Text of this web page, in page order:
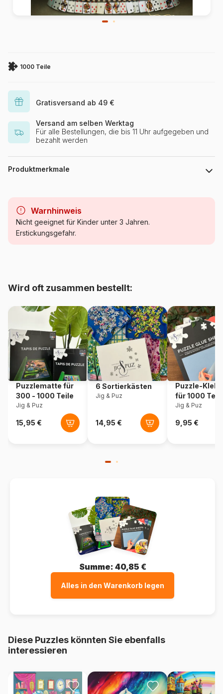
1000 Teile
Gratisversand ab 49 €
Versand am selben Werktag
Für alle Bestellungen, die bis 11 Uhr aufgegeben und
bezahlt werden
Produktmerkmale
Kategorie
Puzzle - Dekoration und
Herkunft Türkei
Artikelnummer Yazz-3820
EAN 8699375067996
Teileanzahl 1000 Teile
Maße 68 x 48 cm
Warnhinweis
Nicht geeignet für Kinder unter 3 Jahren.
Erstickungsgefahr.
Wird oft zusammen bestellt:
Puzzlematte für
300 - 1000 Teile
Jig & Puz
6 Sortierkästen
Jig & Puz
Puzzle-
für 1000
Jig & Puz
Summe: 40,85 €
Alles in den Warenkorb legen
Diese Puzzles könnten Sie ebenfalls
interessieren